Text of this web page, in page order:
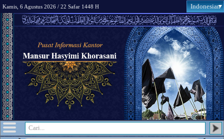
Kamis, 6 Agustus 2026 / 22 Safar 1448 H Indonesian